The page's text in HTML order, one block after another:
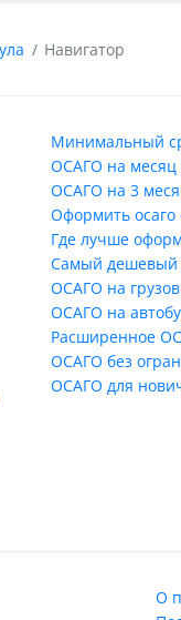
Навигатор
Минимальный
ОСАГО на месяц
ОСАГО на 3
Оформить осаго
Где лучше
Самый дешевый
ОСАГО на
ОСАГО на
Расширенное
ОСАГО без
ОСАГО для
О